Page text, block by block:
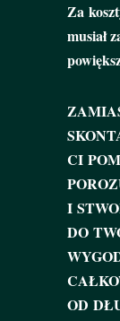
Za
musiał
CI
I
DO
OD